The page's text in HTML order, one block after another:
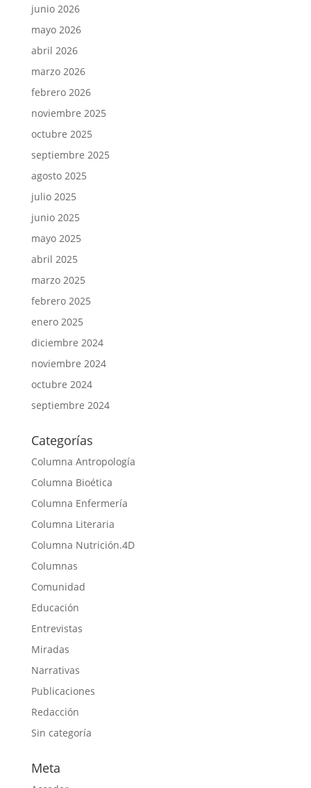
junio 2026
mayo 2026
abril 2026
marzo 2026
febrero 2026
noviembre 2025
octubre 2025
septiembre 2025
agosto 2025
julio 2025
junio 2025
mayo 2025
abril 2025
marzo 2025
febrero 2025
enero 2025
diciembre 2024
noviembre 2024
octubre 2024
septiembre 2024
Categorías
Columna Antropología
Columna Bioética
Columna Enfermería
Columna Literaria
Columna Nutrición.4D
Columnas
Comunidad
Educación
Entrevistas
Miradas
Narrativas
Publicaciones
Redacción
Sin categoría
Meta